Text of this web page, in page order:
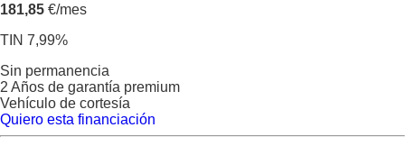
181,85 €/mes
TIN 7,99%
Sin permanencia
2 Años de garantía premium
Vehículo de cortesía
Quiero esta financiación